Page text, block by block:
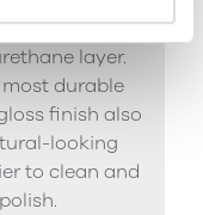
Performance
layer.
durable
finish also
looking
to clean and